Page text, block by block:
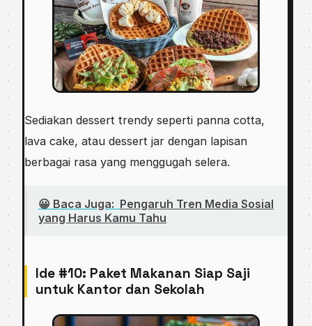
Sediakan dessert trendy seperti panna cotta,
lava cake, atau dessert jar dengan lapisan
berbagai rasa yang menggugah selera.
😀 Baca Juga: Pengaruh Tren Media Sosial
yang Harus Kamu Tahu
Ide #10: Paket Makanan Siap Saji
untuk Kantor dan Sekolah